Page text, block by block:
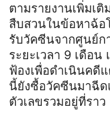
ตามรายงานเพิ่มเ
สืบสวนในข้อหาฉ้อ
รับวัคซีนจากศูนย์ก
ระยะเวลา 9 เดือ
ฟ้องเพื่อดำเนินคดี
นี้ยังซื้อวัคซีนมาฉีด
ตัวเลขรวมอยู่ที่ราว